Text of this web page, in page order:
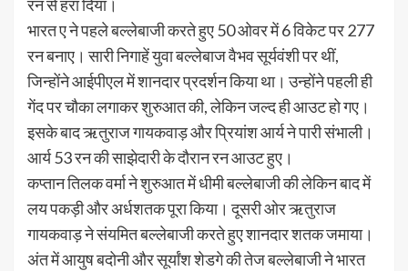
रन से हरा दिया।
भारत ए ने पहले बल्लेबाजी करते हुए 50 ओवर में 6 विकेट पर 277
रन बनाए। सारी निगाहें युवा बल्लेबाज वैभव सूर्यवंशी पर थीं,
जिन्होंने आईपीएल में शानदार प्रदर्शन किया था। उन्होंने पहली ही
गेंद पर चौका लगाकर शुरुआत की, लेकिन जल्द ही आउट हो गए।
इसके बाद ऋतुराज गायकवाड़ और प्रियांश आर्य ने पारी संभाली।
आर्य 53 रन की साझेदारी के दौरान रन आउट हुए।
कप्तान तिलक वर्मा ने शुरुआत में धीमी बल्लेबाजी की लेकिन बाद में
लय पकड़ी और अर्धशतक पूरा किया। दूसरी ओर ऋतुराज
गायकवाड़ ने संयमित बल्लेबाजी करते हुए शानदार शतक जमाया।
अंत में आयुष बदोनी और सूर्यांश शेडगे की तेज बल्लेबाजी ने भारत